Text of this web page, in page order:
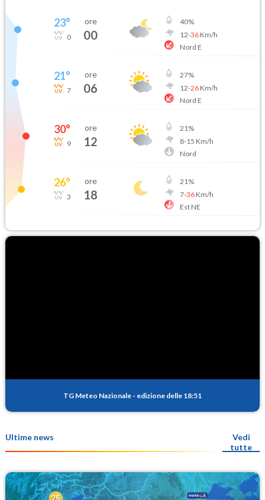
23°
0
ore
00
40%
12-36Km/h
Nord E
21°
7
ore
06
27%
12-26Km/h
Nord E
30°
9
ore
12
21%
8-15 Km/h
Nord
26°
3
ore
18
21%
7-36Km/h
Est NE
TG Meteo Nazionale - edizione delle 18:51
Ultime news
Vedi
tutte